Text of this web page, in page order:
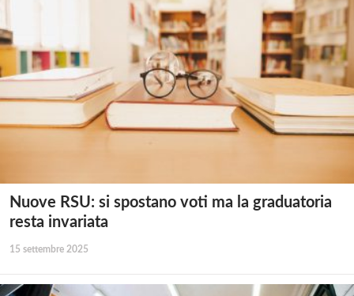
Nuove RSU: si spostano voti ma la graduatoria
resta invariata
15 settembre 2025